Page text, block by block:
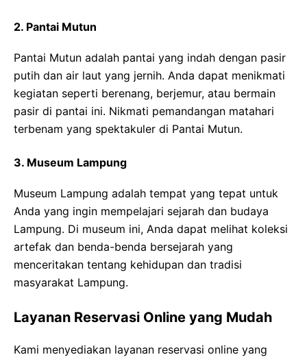
2. Pantai Mutun
Pantai Mutun adalah pantai yang indah dengan pasir
putih dan air laut yang jernih. Anda dapat menikmati
kegiatan seperti berenang, berjemur, atau bermain
pasir di pantai ini. Nikmati pemandangan matahari
terbenam yang spektakuler di Pantai Mutun.
3. Museum Lampung
Museum Lampung adalah tempat yang tepat untuk
Anda yang ingin mempelajari sejarah dan budaya
Lampung. Di museum ini, Anda dapat melihat koleksi
artefak dan benda-benda bersejarah yang
menceritakan tentang kehidupan dan tradisi
masyarakat Lampung.
Layanan Reservasi Online yang Mudah
Kami menyediakan layanan reservasi online yang